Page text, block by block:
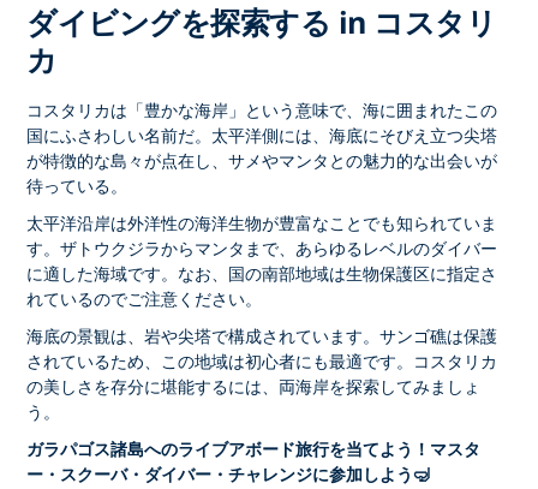
ダイビングを探索する in コスタリ
カ
コスタリカは「豊かな海岸」という意味で、海に囲まれたこの
国にふさわしい名前だ。太平洋側には、海底にそびえ立つ尖塔
が特徴的な島々が点在し、サメやマンタとの魅力的な出会いが
待っている。
太平洋沿岸は外洋性の海洋生物が豊富なことでも知られていま
す。ザトウクジラからマンタまで、あらゆるレベルのダイバー
に適した海域です。なお、国の南部地域は生物保護区に指定さ
れているのでご注意ください。
海底の景観は、岩や尖塔で構成されています。サンゴ礁は保護
されているため、この地域は初心者にも最適です。コスタリカ
の美しさを存分に堪能するには、両海岸を探索してみましょ
う。
ガラパゴス諸島へのライブアボード旅行を当てよう！マスタ
ー・スクーバ・ダイバー・チャレンジに参加しよう🤿